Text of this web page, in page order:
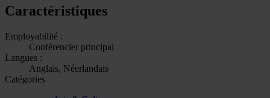
Caractéristiques
Employabilité :
Conférencier principal
Langues :
Anglais, Néerlandais
Catégories